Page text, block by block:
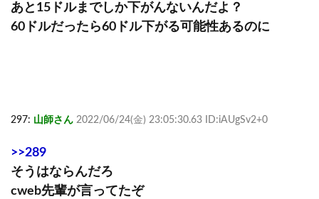
あと15ドルまでしか下がんないんだよ？
60ドルだったら60ドル下がる可能性あるのに
297: 山師さん 2022/06/24(金) 23:05:30.63 ID:iAUgSv2+0
>>289
そうはならんだろ
cweb先輩が言ってたぞ